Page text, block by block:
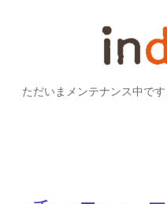
ただいまメンテナンス中です